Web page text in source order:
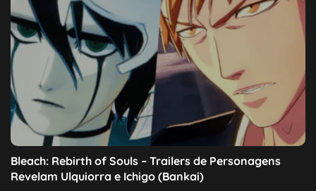
Bleach: Rebirth of Souls – Trailers de Personagens
Revelam Ulquiorra e Ichigo (Bankai)